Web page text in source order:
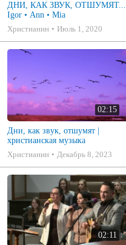
ДНИ, КАК ЗВУК, ОТШУМЯТ...
Igor • Ann • Mia
Христианин
Июль 1, 2020
02:15
Дни, как звук, отшумят |
христианская музыка
Христианин
Декабрь 8, 2023
02:11